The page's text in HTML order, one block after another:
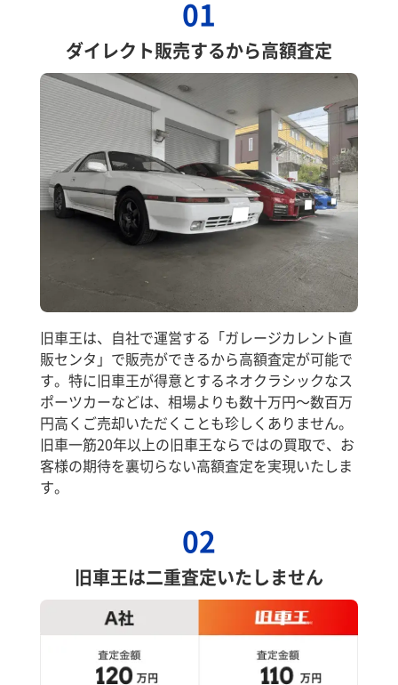
01
ダイレクト販売するから高額査定
旧車王は、自社で運営する「ガレージカレント直
販センタ」で販売ができるから高額査定が可能で
す。特に旧車王が得意とするネオクラシックなス
ポーツカーなどは、相場よりも数十万円～数百万
円高くご売却いただくことも珍しくありません。
旧車一筋20年以上の旧車王ならではの買取で、お
客様の期待を裏切らない高額査定を実現いたしま
す。
02
旧車王は二重査定いたしません